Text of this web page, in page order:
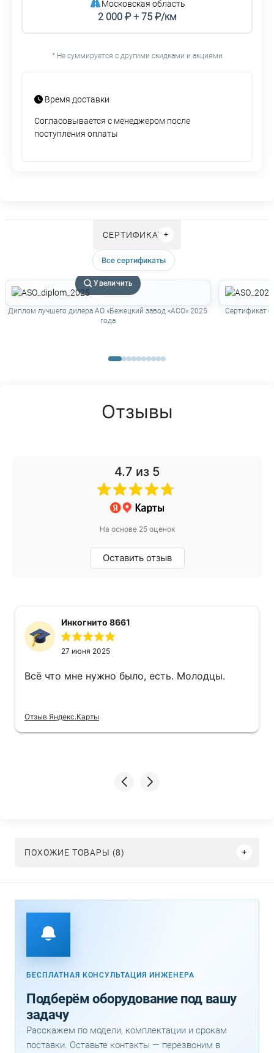
Московская область
2 000 ₽ + 75 ₽/км
* Не суммируется с другими скидками и акциями
Время доставки
Согласовывается с менеджером после
поступления оплаты
СЕРТИФИКАТЫ
Все сертификаты
Увеличить
Диплом лучшего дилера АО «Бежецкий завод «АСО» 2025
года
Сертификат
Отзывы
4.7 из 5
На основе 25 оценок
Оставить отзыв
Инкогнито 8661
27 июня 2025
Всё что мне нужно было, есть. Молодцы.
Отзыв Яндекс.Карты
ПОХОЖИЕ ТОВАРЫ (8)
БЕСПЛАТНАЯ КОНСУЛЬТАЦИЯ ИНЖЕНЕРА
Подберём оборудование под вашу
задачу
Расскажем по модели, комплектации и срокам
поставки. Оставьте контакты — перезвоним в